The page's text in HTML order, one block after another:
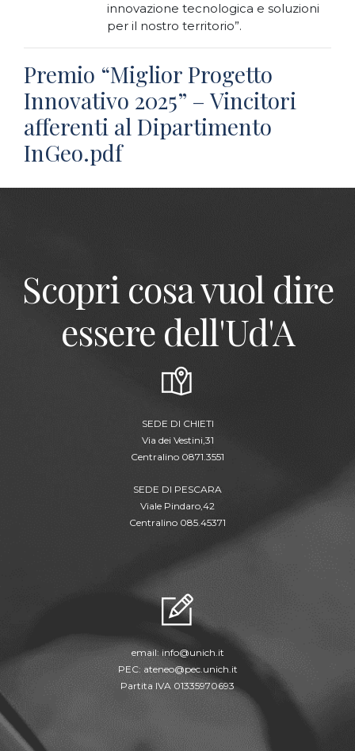
innovazione tecnologica e soluzioni
per il nostro territorio”.
Premio “Miglior Progetto
Innovativo 2025” – Vincitori
afferenti al Dipartimento
InGeo.pdf
Scopri cosa vuol dire
essere dell'Ud'A
SEDE DI CHIETI
Via dei Vestini,31
Centralino 0871.3551
SEDE DI PESCARA
Viale Pindaro,42
Centralino 085.45371
email:info@unich.it
PEC: ateneo@pec.unich.it
Partita IVA 01335970693